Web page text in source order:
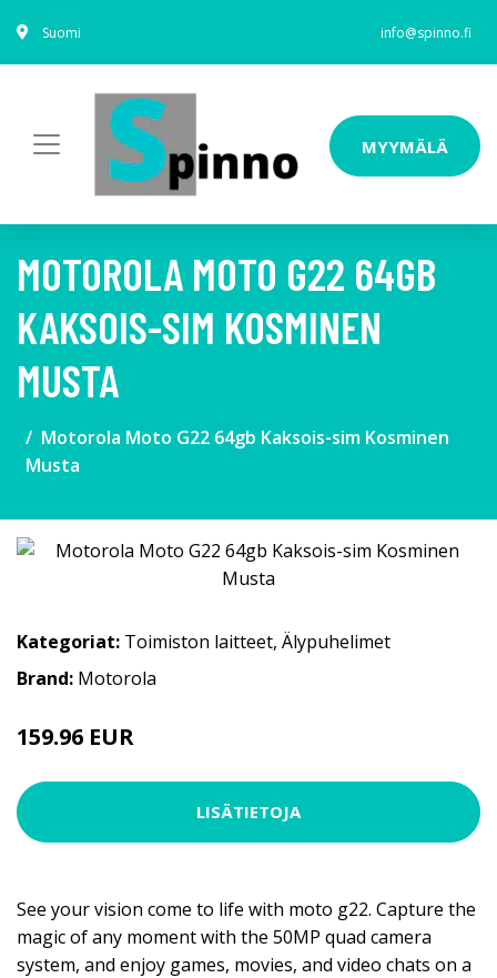
Suomi info@spinno.fi
MYYMÄLÄ
MOTOROLA MOTO G22 64GB
KAKSOIS-SIM KOSMINEN
MUSTA
Motorola Moto G22 64gb Kaksois-sim Kosminen
Musta
Kategoriat: Toimiston laitteet, Älypuhelimet
Brand: Motorola
159.96 EUR
LISÄTIETOJA
See your vision come to life with moto g22. Capture the
magic of any moment with the 50MP quad camera
system, and enjoy games, movies, and video chats on a